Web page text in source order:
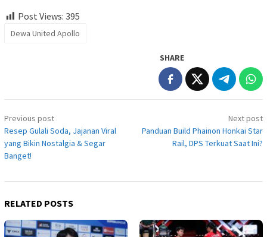
Post Views: 395
Dewa United Apollo
SHARE
Post
navigation
Previous post
Resep Gulali Soda, Jajanan Viral
yang Bikin Nostalgia & Segar
Banget!
Next post
Panduan Build Phainon Honkai Star
Rail, DPS Terkuat Saat Ini?
RELATED POSTS